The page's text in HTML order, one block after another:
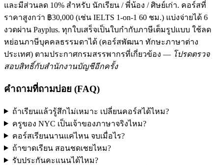
และมีส่วนลด 10% สำหรับ นักเรียน / พี่น้อง / ศิษย์เก่า. คอร์สที่
ราคาสูงกว่า ฿30,000 (เช่น IELTS 1-on-1 60 ชม.) แบ่งจ่ายได้ 6
งวดผ่าน Payplus. ทุกใบเสร็จเป็นใบกำกับภาษีเต็มรูปแบบ ใช้ลด
หย่อนภาษีบุคคลธรรมดาได้ (คอร์สพัฒนา ทักษะภาษาต่าง
ประเทศ) ตามประกาศกรมสรรพากรที่เกี่ยวข้อง — โปรดตรวจ
สอบสิทธิ์กับสำนักงานบัญชีอีกครั้ง
คำถามที่ถามบ่อย (FAQ)
ถ้าเรียนแล้วรู้สึกไม่เหมาะ เปลี่ยนคอร์สได้ไหม?
ครูของ NYC เป็นเจ้าของภาษาจริงไหม?
คอร์สเรียนนานแค่ไหน จบเมื่อไร?
ถ้าขาดเรียน สอนชดเชยไหม?
รับประกันคะแนนได้ไหม?